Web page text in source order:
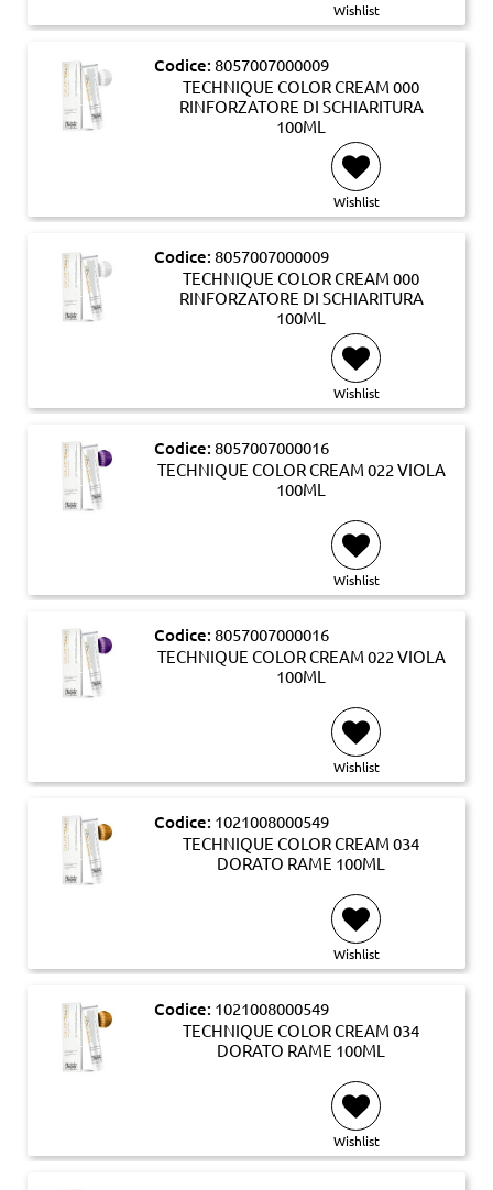
Wishlist
Codice: 8057007000009
TECHNIQUE COLOR CREAM 000
RINFORZATORE DI SCHIARITURA
100ML
Wishlist
Codice: 8057007000009
TECHNIQUE COLOR CREAM 000
RINFORZATORE DI SCHIARITURA
100ML
Wishlist
Codice: 8057007000016
TECHNIQUE COLOR CREAM 022 VIOLA
100ML
Wishlist
Codice: 8057007000016
TECHNIQUE COLOR CREAM 022 VIOLA
100ML
Wishlist
Codice: 1021008000549
TECHNIQUE COLOR CREAM 034
DORATO RAME 100ML
Wishlist
Codice: 1021008000549
TECHNIQUE COLOR CREAM 034
DORATO RAME 100ML
Wishlist